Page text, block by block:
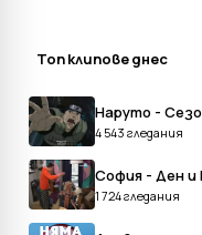
Топ клипове днес
Наруто -
4 543 гледания
София - Ден и
1 724 гледания